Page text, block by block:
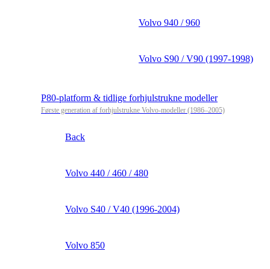
Volvo 940 / 960
Volvo S90 / V90 (1997-1998)
P80-platform & tidlige forhjulstrukne modeller
Første generation af forhjulstrukne Volvo-modeller (1986–2005)
Back
Volvo 440 / 460 / 480
Volvo S40 / V40 (1996-2004)
Volvo 850